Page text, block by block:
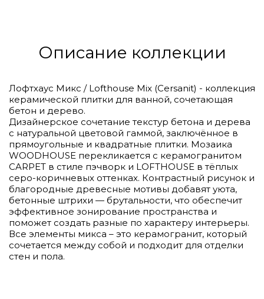
Описание коллекции
Лофтхаус Микс / Lofthouse Mix (Cersanit) - коллекция
керамической плитки для ванной, сочетающая
бетон и дерево.
Дизайнерское сочетание текстур бетона и дерева
с натуральной цветовой гаммой, заключённое в
прямоугольные и квадратные плитки. Мозаика
WOODHOUSE перекликается с керамогранитом
CARPET в стиле пэчворк и LOFTHOUSE в тёплых
серо-коричневых оттенках. Контрастный рисунок и
благородные древесные мотивы добавят уюта,
бетонные штрихи — брутальности, что обеспечит
эффективное зонирование пространства и
поможет создать разные по характеру интерьеры.
Все элементы микса – это керамогранит, который
сочетается между собой и подходит для отделки
стен и пола.